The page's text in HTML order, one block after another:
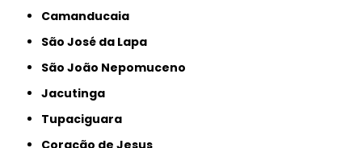
Camanducaia
São José da Lapa
São João Nepomuceno
Jacutinga
Tupaciguara